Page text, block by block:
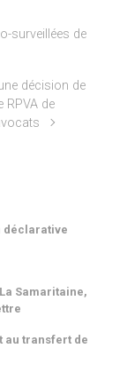
surveillées de
décision de
RPVA de
déclarative
Samaritaine,
au transfert de